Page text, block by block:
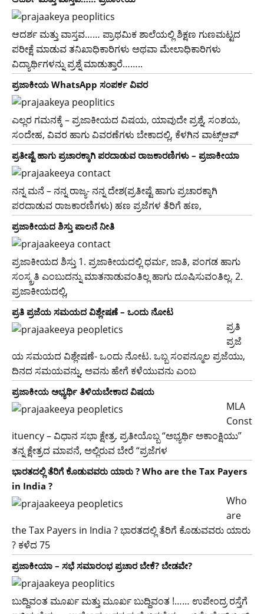
ಆದರ್ಶ ಮತ್ತು ವಾಸ್ತವ…… ಪ್ರಾಥಮಿಕ ಶಾಲೆಯಲ್ಲಿ ಶಿಕ್ಷಣ ಗುಣಮಟ್ಟದ
ಪರೀಕ್ಷೆ ಮಾಡುವ ತನಿಖಾಧಿಕಾರಿಗಳು ಅಥವಾ ಮೇಲಾಧಿಕಾರಿಗಳು
ವಿದ್ಯಾರ್ಥಿಗಳನ್ನು ಪ್ರಶ್ನೆ ಮಾಡುತ್ತಾರೆ……..
ಪ್ರಜಾಕೀಯ WhatsApp ಸಂಪರ್ಕ ವಿವರ
ಎಲ್ಲರ ಗಮನಕ್ಕೆ – ಪ್ರಜಾಕೀಯದ ವಿಷಯ, ಯಾವುದೇ ಪ್ರಶ್ನೆ, ಸಂಶಯ,
ಸಂದೇಹ, ವಿವರ ಹಾಗು ವಿವರಣೆಗಳು ಬೇಕಾದಲ್ಲಿ, ಕೆಳಗಿನ ವಾಟ್ಸ್ಆಪ್
ಪ್ರತೀಷ್ಟೆ ಹಾಗು ಪ್ರಚಾರಕ್ಕಾಗಿ ಪರದಾಡುವ ರಾಜಕಾರಣಿಗಳು – ಪ್ರಜಾಕೀಯಾ
ನನ್ನ ಮನೆ – ನನ್ನ ರಾಜ್ಯ- ನನ್ನ ದೇಶ(ಪ್ರತೀಷ್ಟೆ ಹಾಗು ಪ್ರಚಾರಕ್ಕಾಗಿ
ಪರದಾಡುವ ರಾಜಕಾರಣಿಗಳು) ಹಣ ಪ್ರಜೆಗಳ ತೆರಿಗೆ ಹಣ,
ಪ್ರಜಾಕೀಯದ ಶಿಸ್ತು ಪಾಲನೆ ನೀತಿ
ಪ್ರಜಾಕೀಯದ ಶಿಸ್ತು 1. ಪ್ರಜಾಕೀಯದಲ್ಲಿ ಧರ್ಮ, ಜಾತಿ, ಪಂಗಡ ಹಾಗು
ಸಂಸ್ಕ್ರತಿ ಎಂಬುದನ್ನು ಮಾತನಾಡುವಂತಿಲ್ಲ ಹಾಗು ದೂಷಿಸುವಂತಿಲ್ಲ. 2.
ಪ್ರಜಾಕೀಯದಲ್ಲಿ,
ಪ್ರತಿ ಪ್ರಜೆಯ ಸಮಯದ ವಿಶ್ಲೇಷಣೆ – ಒಂದು ನೋಟ
ಪ್ರತಿ
ಪ್ರಜೆ
ಯ ಸಮಯದ ವಿಶ್ಲೇಷಣೆ- ಒಂದು ನೋಟ. ಒಬ್ಬ ಸಂಪನ್ಮೂಲ ಪ್ರಜೆಯು,
ದಿನದ ಸಮಯವನ್ನು, ಅವನು ಹೇಗೆ ಕಳೆಯುವನು ಎಂಬ
ಪ್ರಜಾಕೀಯ ಅಭ್ಯರ್ಥಿ ತಿಳಿಯಬೇಕಾದ ವಿಷಯ
MLA
Const
ituency – ವಿಧಾನ ಸಭಾ ಕ್ಷೇತ್ರ. ಪ್ರತೀಯೊಬ್ಬ “ಅಭ್ಯರ್ಥಿ ಅಕಾಂಕ್ಷಿಯು”
ತನ್ನ ಕ್ಷೇತ್ರದ ಮಾಪನೆ, ಅಲ್ಲಿರುವ ಬೇರೆ “ಪ್ರಜೆಗಳ
ಭಾರತದಲ್ಲಿ ತೆರಿಗೆ ಕೊಡುವವರು ಯಾರು ? Who are the Tax Payers
in India ?
Who
are
the Tax Payers in India ? ಭಾರತದಲ್ಲಿ ತೆರಿಗೆ ಕೊಡುವವರು ಯಾರು
? ಕಳೆದ 75
ಪ್ರಜಾಕೀಯಾ – ಸಭೆ ಸಮಾರಂಭ ಪ್ರಚಾರ ಬೇಕೆ? ಬೇಡವೇ?
ಬುದ್ದಿವಂತ ಮೂರ್ಖ ಮತ್ತು ಮೂರ್ಖ ಬುದ್ದಿವಂತ !…… ಉಪೇಂದ್ರ ರಸ್ತೆಗೆ